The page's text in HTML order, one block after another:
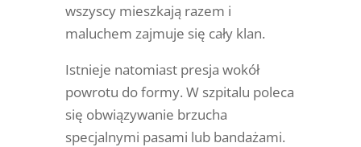
wszyscy mieszkają razem i
maluchem zajmuje się cały klan.
Istnieje natomiast presja wokół
powrotu do formy. W szpitalu poleca
się obwiązywanie brzucha
specjalnymi pasami lub bandażami.